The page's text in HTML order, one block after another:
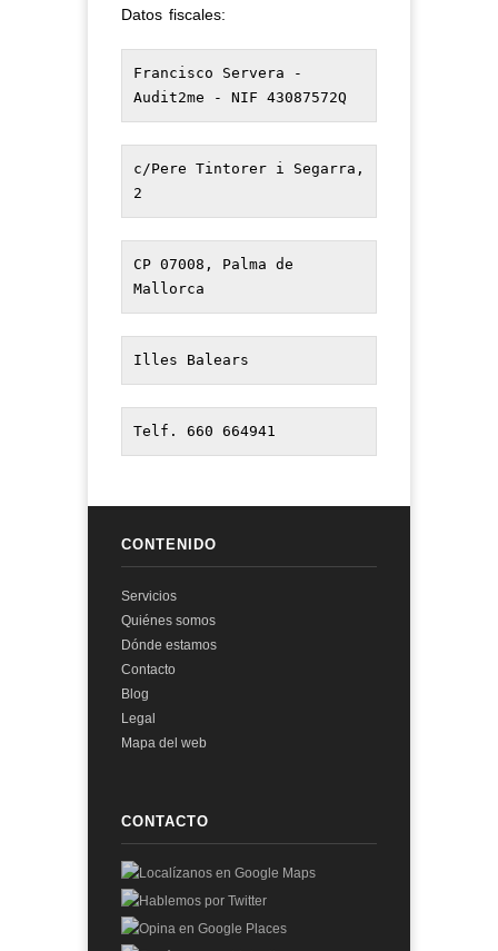
Datos fiscales:
Francisco Servera -
Audit2me - NIF 43087572Q
c/Pere Tintorer i Segarra,
2
CP 07008, Palma de
Mallorca
Illes Balears
Telf. 660 664941
CONTENIDO
Servicios
Quiénes somos
Dónde estamos
Contacto
Blog
Legal
Mapa del web
CONTACTO